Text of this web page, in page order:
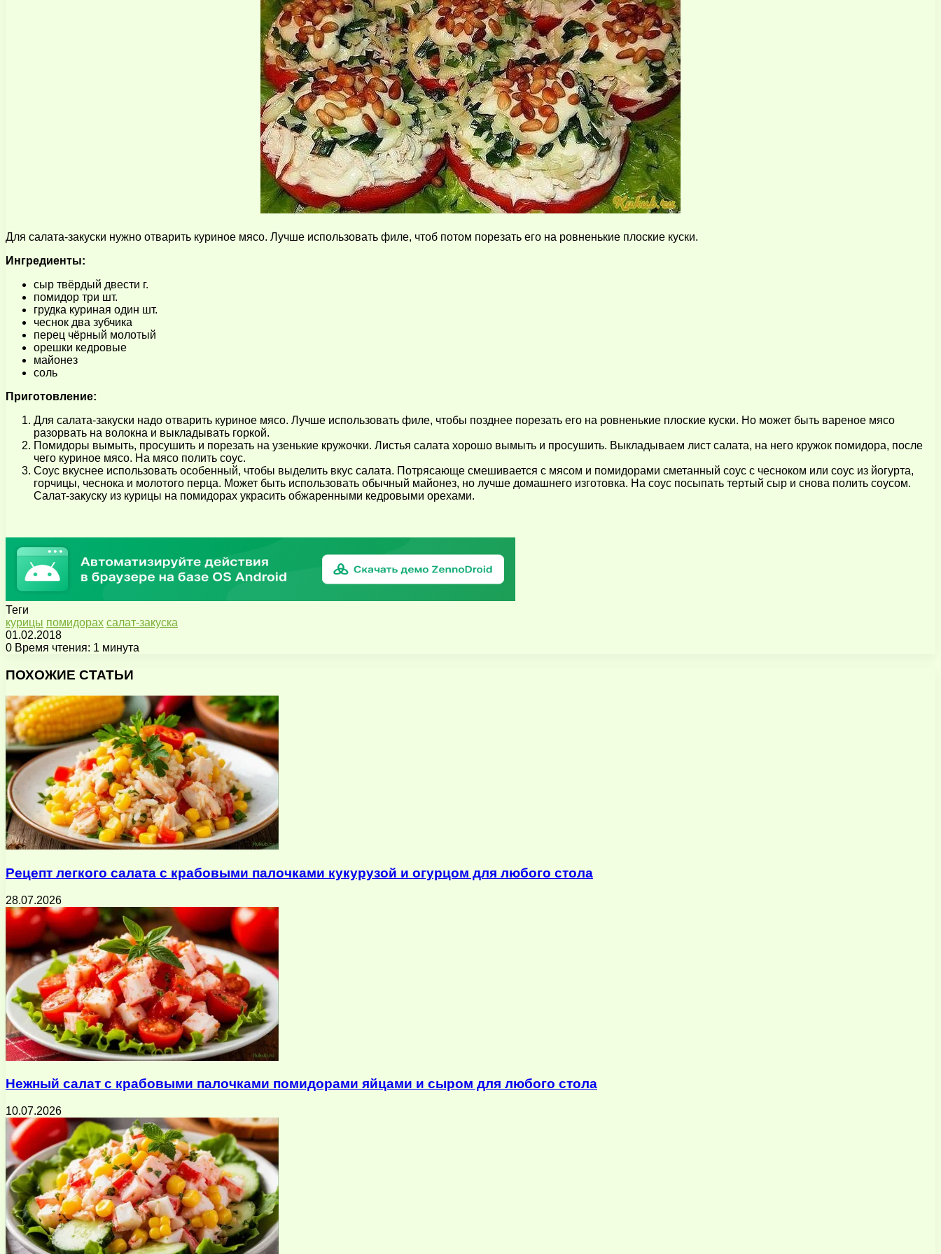
Для салата-закуски нужно отварить куриное мясо. Лучше использовать филе, чтоб потом порезать его на ровненькие плоские куски.
Ингредиенты:
сыр твёрдый двести г.
помидор три шт.
грудка куриная один шт.
чеснок два зубчика
перец чёрный молотый
орешки кедровые
майонез
соль
Приготовление:
Для салата-закуски надо отварить куриное мясо. Лучше использовать филе, чтобы позднее порезать его на ровненькие плоские куски. Но может быть вареное мясо
разорвать на волокна и выкладывать горкой.
Помидоры вымыть, просушить и порезать на узенькие кружочки. Листья салата хорошо вымыть и просушить. Выкладываем лист салата, на него кружок помидора, после
чего куриное мясо. На мясо полить соус.
Соус вкуснее использовать особенный, чтобы выделить вкус салата. Потрясающе смешивается с мясом и помидорами сметанный соус с чесноком или соус из йогурта,
горчицы, чеснока и молотого перца. Может быть использовать обычный майонез, но лучше домашнего изготовка. На соус посыпать тертый сыр и снова полить соусом.
Салат-закуску из курицы на помидорах украсить обжаренными кедровыми орехами.
Теги
курицы помидорах салат-закуска
01.02.2018
0 Время чтения: 1 минута
через
почту
ПОХОЖИЕ СТАТЬИ
Рецепт легкого салата с крабовыми палочками кукурузой и огурцом для любого стола
28.07.2026
Нежный салат с крабовыми палочками помидорами яйцами и сыром для любого стола
10.07.2026